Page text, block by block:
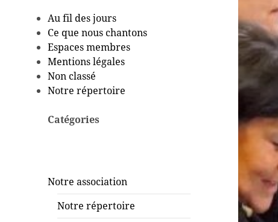
Au fil des jours
Ce que nous chantons
Espaces membres
Mentions légales
Non classé
Notre répertoire
Catégories
Notre association
Notre répertoire